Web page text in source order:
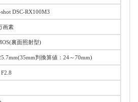
DSC-RX100M3
画素
裏面照射型)
判換算値：24～70mm)